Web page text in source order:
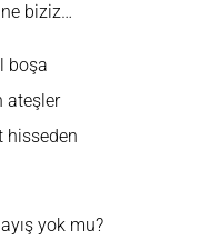
biziz…
boşa
ateşler
hisseden
yok mu?